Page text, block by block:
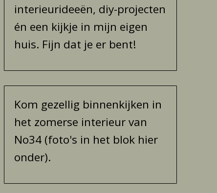
interieurideeën, diy-projecten
én een kijkje in mijn eigen
huis. Fijn dat je er bent!
Kom gezellig binnenkijken in
het zomerse interieur van
No34 (foto's in het blok hier
onder).